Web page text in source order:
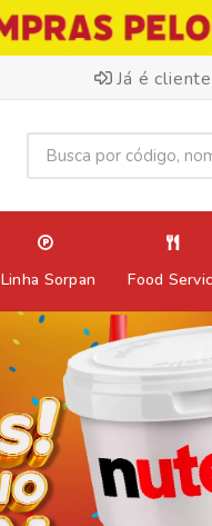
Já é
Linha Sorpan Food